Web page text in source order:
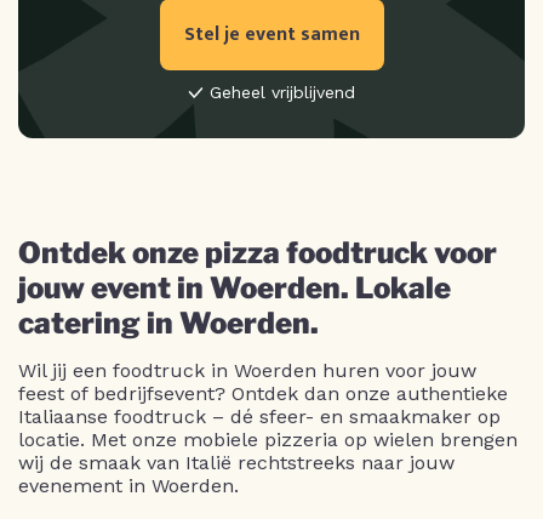
Stel je event samen
Geheel vrijblijvend
Ontdek onze pizza foodtruck voor
jouw event in Woerden. Lokale
catering in Woerden.
Wil jij een foodtruck in Woerden huren voor jouw
feest of bedrijfsevent? Ontdek dan onze authentieke
Italiaanse foodtruck – dé sfeer- en smaakmaker op
locatie. Met onze mobiele pizzeria op wielen brengen
wij de smaak van Italië rechtstreeks naar jouw
evenement in Woerden.